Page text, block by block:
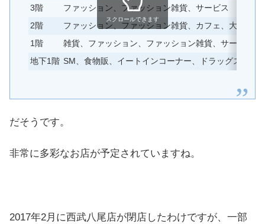
3階
ファッション、ファッション雑貨、サービス
2階
ファッション、ファッション雑貨、カフェ、大型ファ
1階
雑貨、ファッション、ファッション雑貨、サービス
地下1階 SM、食物販、イートインコーナー、ドラッグストア
スクロールできます
だそうです。
非常に多彩なお店が予定されていますね。
2017年2月に西武八尾店が閉店したわけですが、一部